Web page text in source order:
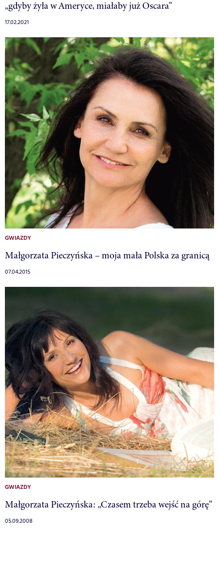
„gdyby żyła w Ameryce, miałaby już Oscara”
17.02.2021
GWIAZDY
Małgorzata Pieczyńska – moja mała Polska za granicą
07.04.2015
GWIAZDY
Małgorzata Pieczyńska: „Czasem trzeba wejść na górę”
05.09.2008